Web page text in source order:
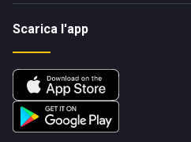
Scarica l'app